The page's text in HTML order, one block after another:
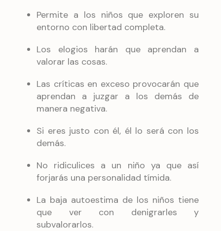
Permite a los niños que exploren su
entorno con libertad completa.
Los elogios harán que aprendan a
valorar las cosas.
Las críticas en exceso provocarán que
aprendan a juzgar a los demás de
manera negativa.
Si eres justo con él, él lo será con los
demás.
No ridiculices a un niño ya que así
forjarás una personalidad tímida.
La baja autoestima de los niños tiene
que ver con denigrarles y
subvalorarlos.